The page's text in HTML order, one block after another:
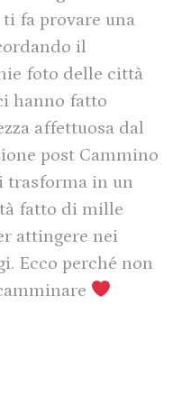
fa provare una
il
foto delle città
hanno fatto
affettuosa dal
post Cammino
trasforma in un
fatto di mille
attingere nei
Ecco perché non